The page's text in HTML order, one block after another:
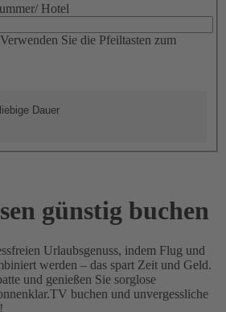
Hotel
Sie die Pfeiltasten zum
Dauer
günstig buchen
Urlaubsgenuss, indem Flug und
werden – das spart Zeit und Geld.
und genießen Sie sorglose
buchen und unvergessliche